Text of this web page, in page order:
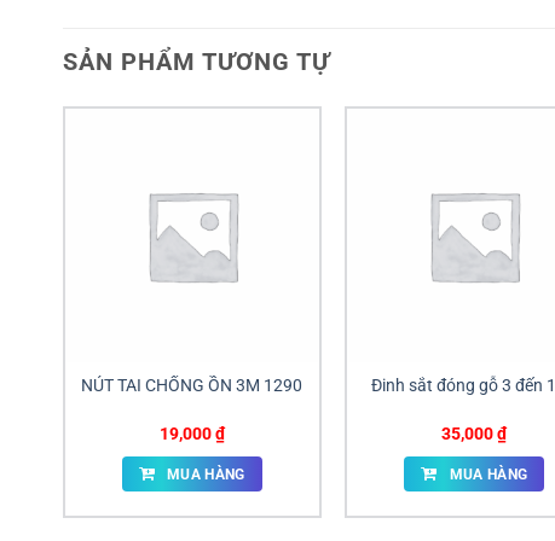
SẢN PHẨM TƯƠNG TỰ
NÚT TAI CHỐNG ỒN 3M 1290
19,000₫
MUA HÀNG
Đinh sắt đóng gỗ 3 đến
35,000₫
MUA HÀNG